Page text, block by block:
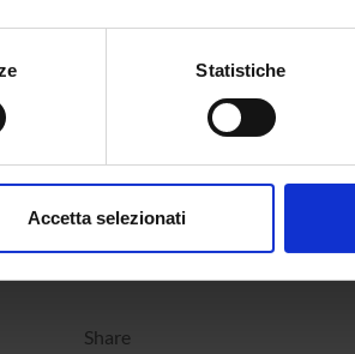
geografica, con un'approssimazione di
dalla Dichiarazione sui cookie.
Statistiche
Accetta selezionati
Share